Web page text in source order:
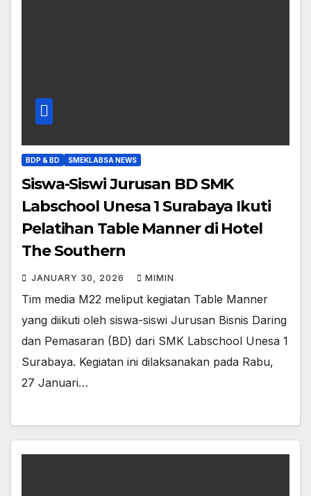
BDP & BD SMEKLABSA NEWS
Siswa-Siswi Jurusan BD SMK
Labschool Unesa 1 Surabaya Ikuti
Pelatihan Table Manner di Hotel
The Southern
JANUARY 30, 2026 MIMIN
Tim media M22 meliput kegiatan Table Manner
yang diikuti oleh siswa-siswi Jurusan Bisnis Daring
dan Pemasaran (BD) dari SMK Labschool Unesa 1
Surabaya. Kegiatan ini dilaksanakan pada Rabu,
27 Januari…